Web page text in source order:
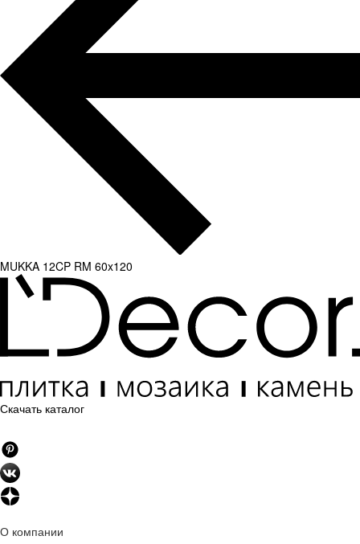
MUKKA 12CP RM 60x120
Скачать каталог
О компании